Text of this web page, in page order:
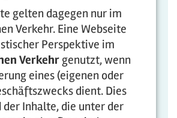
gelten dagegen nur im
Verkehr. Eine Webseite
Perspektive im
Verkehr genutzt, wenn
eines (eigenen oder
dient. Dies
der Inhalte, die unter der